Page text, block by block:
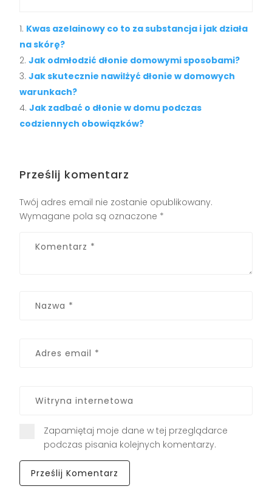
Kwas azelainowy co to za substancja i jak działa
na skórę?
Jak odmłodzić dłonie domowymi sposobami?
Jak skutecznie nawilżyć dłonie w domowych
warunkach?
Jak zadbać o dłonie w domu podczas
codziennych obowiązków?
Prześlij komentarz
Twój adres email nie zostanie opublikowany.
Wymagane pola są oznaczone *
Zapamiętaj moje dane w tej przeglądarce
podczas pisania kolejnych komentarzy.